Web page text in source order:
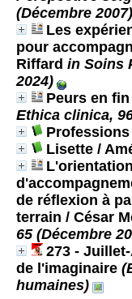
(Décembre 2007)
Les
pour
Riffard in Soins
2024)
Peurs en
Ethica clinica,
Lisette /
de réflexion à
terrain / César
65 (Décembre
273 -
de l'imaginaire
humaines)